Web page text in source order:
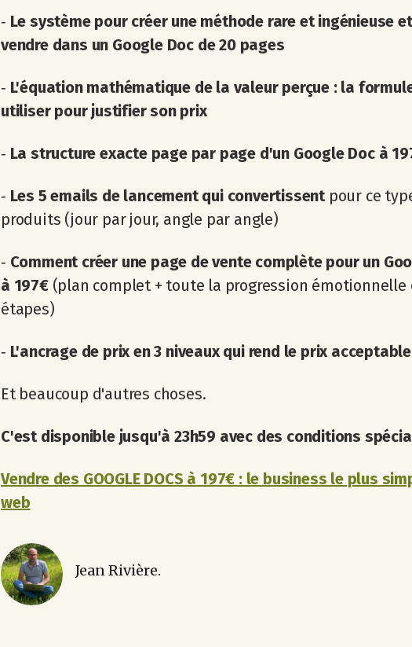
‐ Le système pour créer une méthode rare et ingénieuse et
vendre dans un Google Doc de 20 pages
‐ L'équation mathématique de la valeur perçue : la
utiliser pour justifier son prix
‐ La structure exacte page par page d'un Google Doc à
‐ Les 5 emails de lancement qui convertissent pour ce
produits (jour par jour, angle par angle)
‐ Comment créer une page de vente complète pour un
à 197€(plan complet + toute la progression émotionnelle
étapes)
‐ L'ancrage de prix en 3 niveaux qui rend le prix acceptable
Et beaucoup d'autres choses.
C'est disponible jusqu'à 23h59 avec des conditions
Vendre des GOOGLE DOCS à 197€ : le business le plus
web
Jean Rivière.